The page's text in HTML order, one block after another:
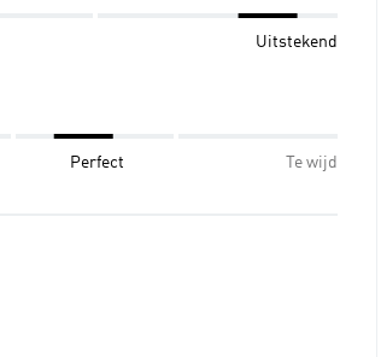
Uitstekend
Perfect Te wijd